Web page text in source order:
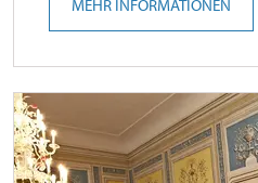
MEHR INFORMATIONEN